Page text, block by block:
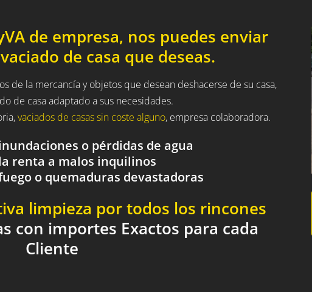
de empresa, nos puedes enviar
de casa que deseas.
de la mercancía y objetos que desean deshacerse de su casa,
de casa adaptado a sus necesidades.
vaciados de casas sin coste alguno, empresa colaboradora.
o pérdidas de agua
renta a malos inquilinos
o quemaduras devastadoras
limpieza por todos los rincones
con importes Exactos para cada
Cliente